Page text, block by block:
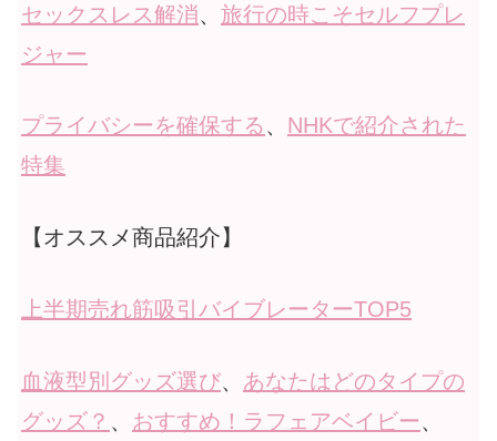
セックスレス解消、 旅行の時こそセルフプレ
ジャー
プライバシーを確保する、 NHKで紹介された
特集
【オススメ商品紹介】
上半期売れ筋吸引バイブレーターTOP5
血液型別グッズ選び、 あなたはどのタイプの
グッズ？ 、 おすすめ！ラフェアベイビー、